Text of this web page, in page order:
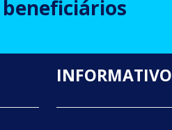
INFORMATIVO